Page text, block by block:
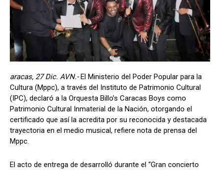
aracas, 27 Dic. AVN.-El Ministerio del Poder Popular para la
Cultura (Mppc), a través del Instituto de Patrimonio Cultural
(IPC), declaró a la Orquesta Billo’s Caracas Boys como
Patrimonio Cultural Inmaterial de la Nación, otorgando el
certificado que así la acredita por su reconocida y destacada
trayectoria en el medio musical, refiere nota de prensa del
Mppc.
El acto de entrega de desarrolló durante el “Gran concierto